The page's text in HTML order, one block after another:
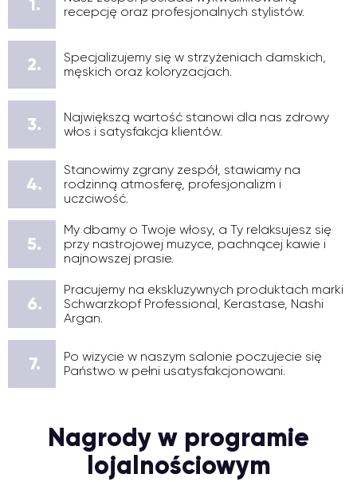
1.
recepcję oraz profesjonalnych stylistów.
2.
Specjalizujemy się w strzyżeniach damskich,
męskich oraz koloryzacjach.
3.
Największą wartość stanowi dla nas zdrowy
włos i satysfakcja klientów.
4.
Stanowimy zgrany zespół, stawiamy na
rodzinną atmosferę, profesjonalizm i
uczciwość.
5.
My dbamy o Twoje włosy, a Ty relaksujesz się
przy nastrojowej muzyce, pachnącej kawie i
najnowszej prasie.
6.
Pracujemy na ekskluzywnych produktach marki
Schwarzkopf Professional, Kerastase, Nashi
Argan.
7.
Po wizycie w naszym salonie poczujecie się
Państwo w pełni usatysfakcjonowani.
Nagrody w programie
lojalnościowym